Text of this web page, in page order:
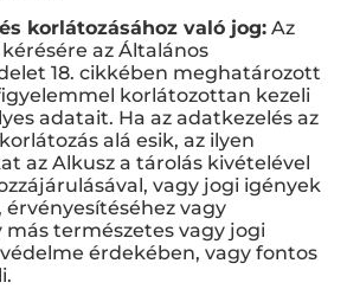
korlátozásához való jog: Az
az Általános
18. cikkében meghatározott
korlátozottan kezeli
adatait. Ha az adatkezelés az
alá esik, az ilyen
az Alkusz a tárolás kivételével
vagy jogi igények
vagy
más természetes vagy jogi
érdekében, vagy fontos